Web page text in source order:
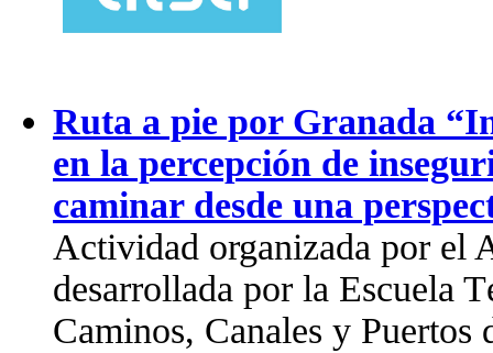
Ruta a pie por Granada
en la percepción de
caminar desde una
Actividad organizada por el
desarrollada por la Escuela
Caminos, Canales y